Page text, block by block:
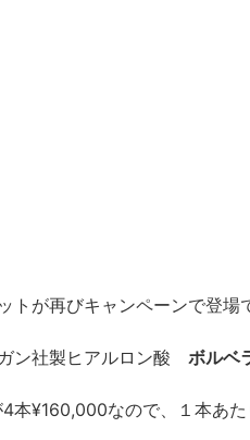
が再びキャンペーンで登場
ン社製ヒアルロン酸 ボルベ
本¥160,000なので、１本あた